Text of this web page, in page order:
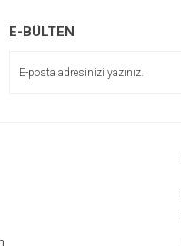
E-BÜLTEN